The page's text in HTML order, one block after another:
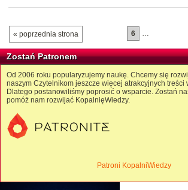
« poprzednia strona 6 …
Zostań Patronem
Od 2006 roku popularyzujemy naukę. Chcemy się
naszym Czytelnikom jeszcze więcej atrakcyjnych treści
Dlatego postanowiliśmy poprosić o wsparcie. Zostań
pomóż nam rozwijać KopalnięWiedzy.
Patroni KopalniWiedzy